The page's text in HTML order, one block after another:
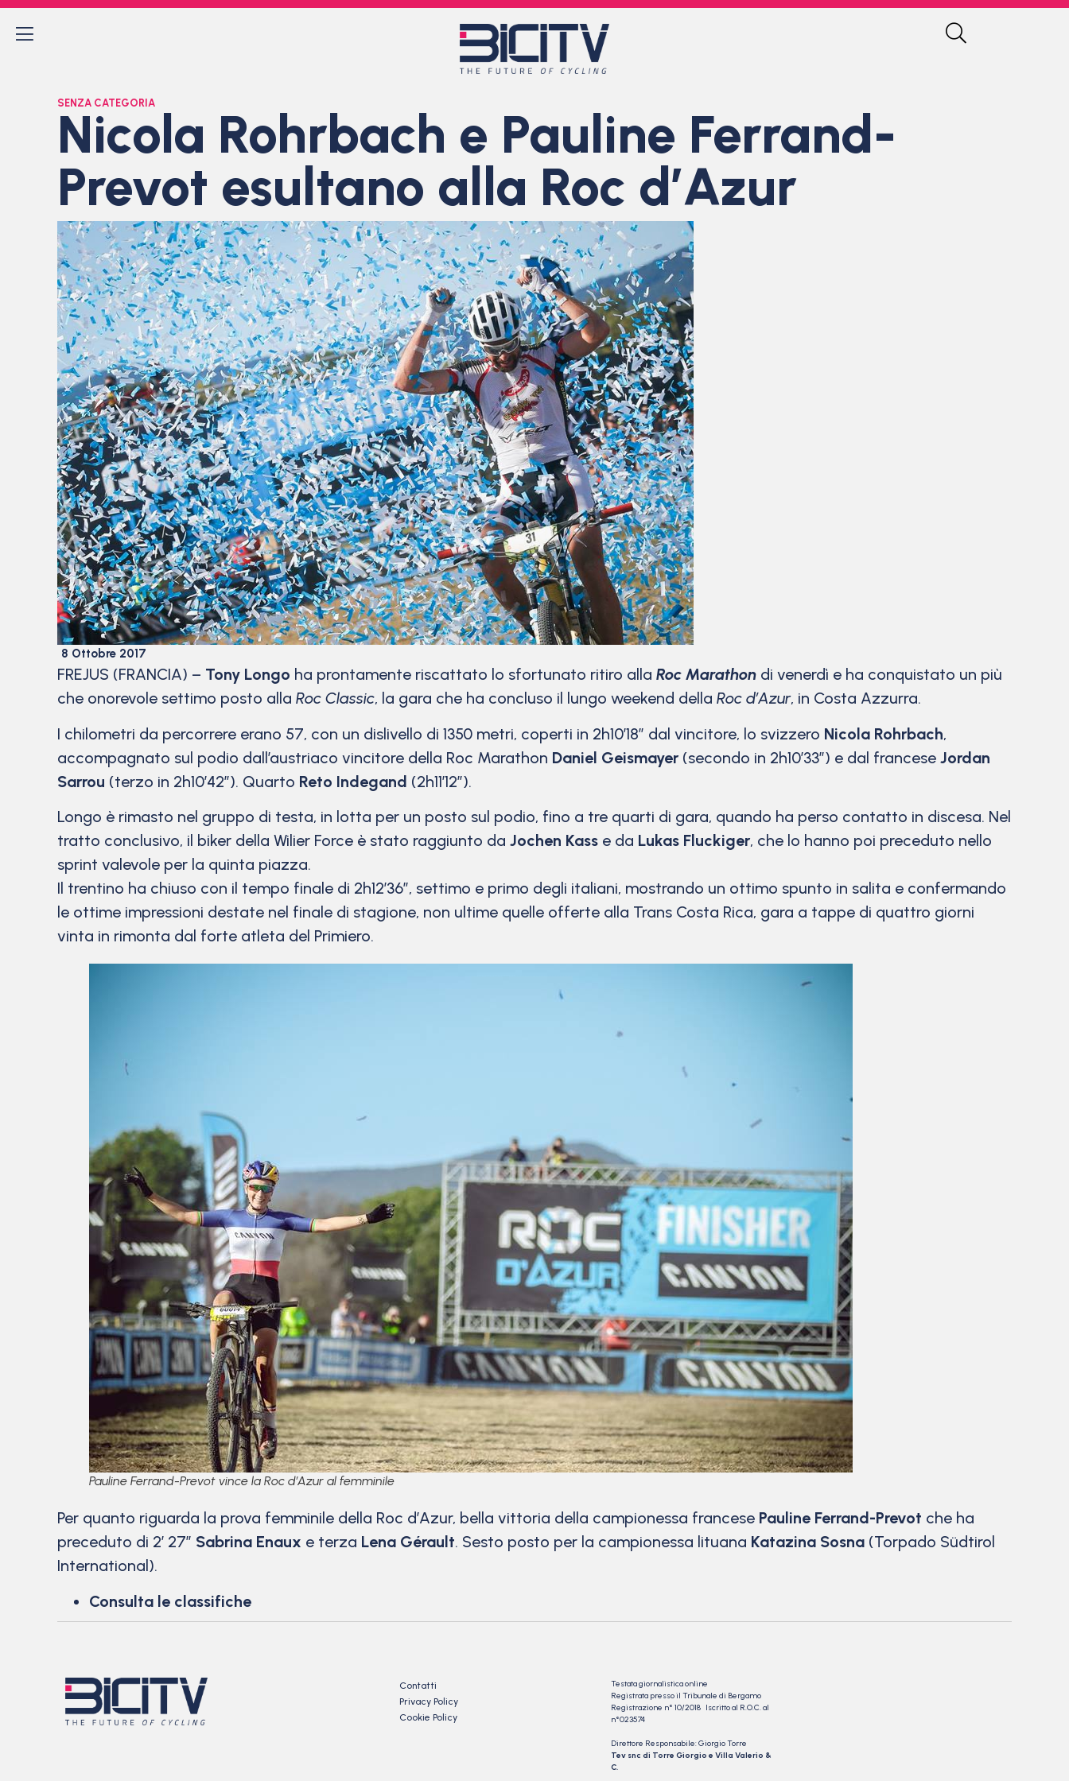
SENZA CATEGORIA
Nicola Rohrbach e Pauline Ferrand-
Prevot esultano alla Roc d’Azur
8 Ottobre 2017
FREJUS (FRANCIA) – Tony Longo ha prontamente riscattato lo sfortunato ritiro alla Roc Marathon di venerdì e ha conquistato un più
che onorevole settimo posto alla Roc Classic, la gara che ha concluso il lungo weekend della Roc d’Azur, in Costa Azzurra.
I chilometri da percorrere erano 57, con un dislivello di 1350 metri, coperti in 2h10’18” dal vincitore, lo svizzero Nicola Rohrbach,
accompagnato sul podio dall’austriaco vincitore della Roc Marathon Daniel Geismayer (secondo in 2h10’33”) e dal francese Jordan
Sarrou (terzo in 2h10’42”). Quarto Reto Indegand (2h11’12”).
Longo è rimasto nel gruppo di testa, in lotta per un posto sul podio, fino a tre quarti di gara, quando ha perso contatto in discesa. Nel
tratto conclusivo, il biker della Wilier Force è stato raggiunto da Jochen Kass e da Lukas Fluckiger, che lo hanno poi preceduto nello
sprint valevole per la quinta piazza.
Il trentino ha chiuso con il tempo finale di 2h12’36”, settimo e primo degli italiani, mostrando un ottimo spunto in salita e confermando
le ottime impressioni destate nel finale di stagione, non ultime quelle offerte alla Trans Costa Rica, gara a tappe di quattro giorni
vinta in rimonta dal forte atleta del Primiero.
Pauline Ferrand-Prevot vince la Roc d’Azur al femminile
Per quanto riguarda la prova femminile della Roc d’Azur, bella vittoria della campionessa francese Pauline Ferrand-Prevot che ha
preceduto di 2′ 27” Sabrina Enaux e terza Lena Gérault. Sesto posto per la campionessa lituana Katazina Sosna (Torpado Südtirol
International).
Consulta le classifiche
Contatti
Privacy Policy
Cookie Policy
Testata giornalistica online
Registrata presso il Tribunale di Bergamo
Registrazione n° 10/2018 Iscritto al R.O.C. al
n°023574
Direttore Responsabile: Giorgio Torre
Tev snc di Torre Giorgio e Villa Valerio &
C.